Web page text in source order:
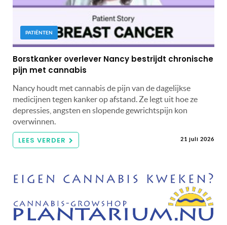
PATIËNTEN
Borstkanker overlever Nancy bestrijdt chronische
pijn met cannabis
Nancy houdt met cannabis de pijn van de dagelijkse
medicijnen tegen kanker op afstand. Ze legt uit hoe ze
depressies, angsten en slopende gewrichtspijn kon
overwinnen.
LEES VERDER 21 juli 2026